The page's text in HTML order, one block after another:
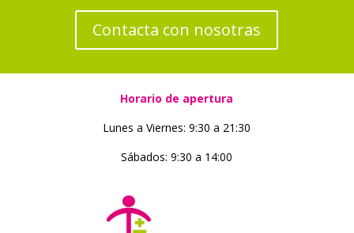
Contacta con nosotras
Horario de apertura
Lunes a Viernes: 9:30 a 21:30
Sábados: 9:30 a 14:00